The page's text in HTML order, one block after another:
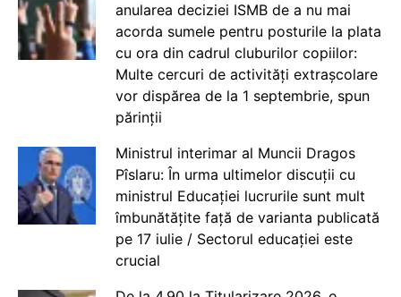
anularea deciziei ISMB de a nu mai
acorda sumele pentru posturile la plata
cu ora din cadrul cluburilor copiilor:
Multe cercuri de activități extrașcolare
vor dispărea de la 1 septembrie, spun
părinții
Ministrul interimar al Muncii Dragos
Pîslaru: În urma ultimelor discuții cu
ministrul Educației lucrurile sunt mult
îmbunătățite față de varianta publicată
pe 17 iulie / Sectorul educației este
crucial